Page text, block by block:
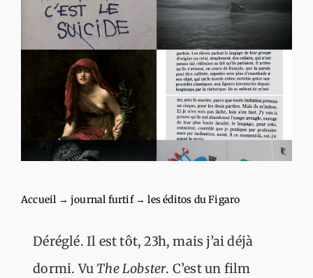
Accueil → journal furtif→les éditos du Figaro
Déréglé. Il est tôt, 23h, mais j’ai déjà
dormi. Vu The Lobster. C’est un film